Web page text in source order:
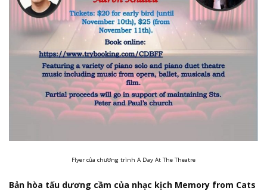
Flyer của chương trình A Day At The Theatre
Bản hòa tấu dương cầm của nhạc kịch Memory from Cats